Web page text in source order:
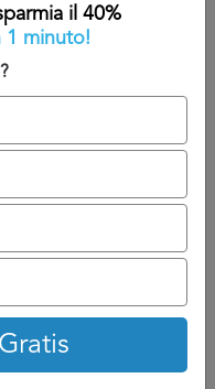
ha bisogno di un
numero di cellulare
discuterne con voi, se
aspettatevi ad un
dovrà formalizzare
Palermo.
il 40%
1 minuto!